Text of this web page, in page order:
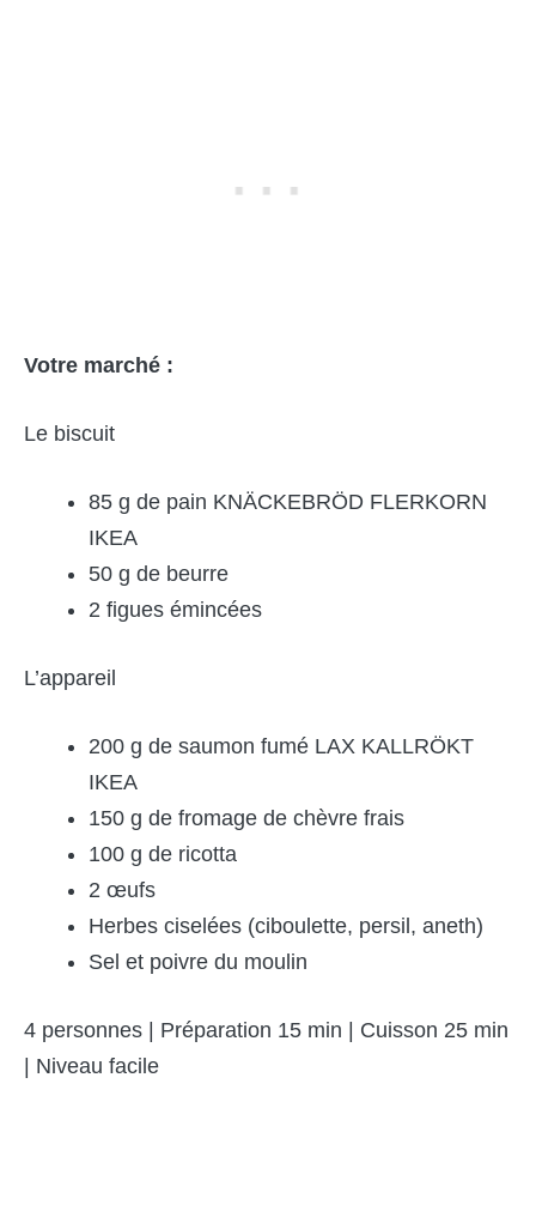
Votre marché :
Le biscuit
85 g de pain KNÄCKEBRÖD FLERKORN
IKEA
50 g de beurre
2 figues émincées
L’appareil
200 g de saumon fumé LAX KALLRÖKT
IKEA
150 g de fromage de chèvre frais
100 g de ricotta
2 œufs
Herbes ciselées (ciboulette, persil, aneth)
Sel et poivre du moulin
4 personnes | Préparation 15 min | Cuisson 25 min
| Niveau facile